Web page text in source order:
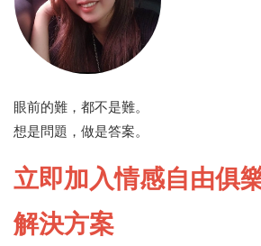
眼前的難，都不是難。
想是問題，做是答案。
立即加入情感自由俱
解決方案